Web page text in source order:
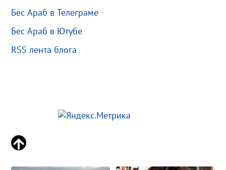
Бес Араб в Телеграме
Бес Араб в Ютубе
RSS лента блога